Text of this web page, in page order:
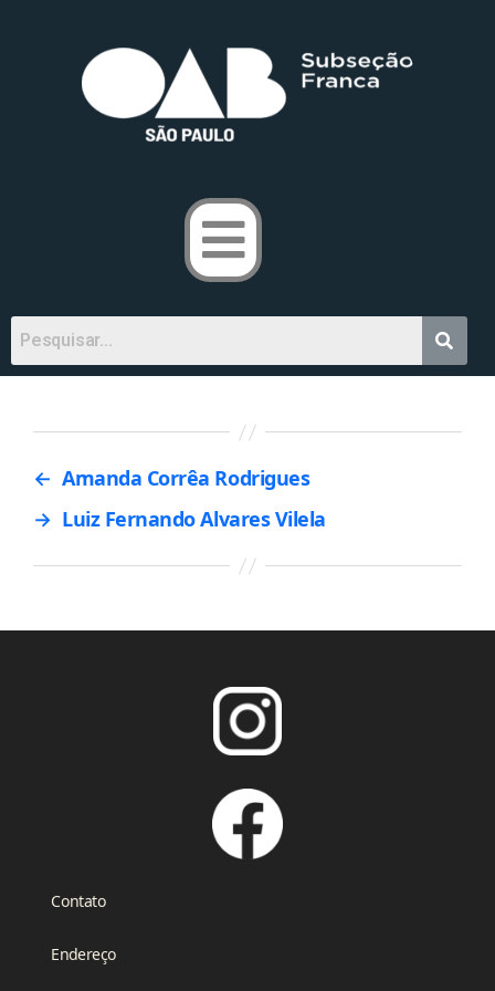
← Amanda Corrêa Rodrigues
→ Luiz Fernando Alvares Vilela
Contato
Endereço